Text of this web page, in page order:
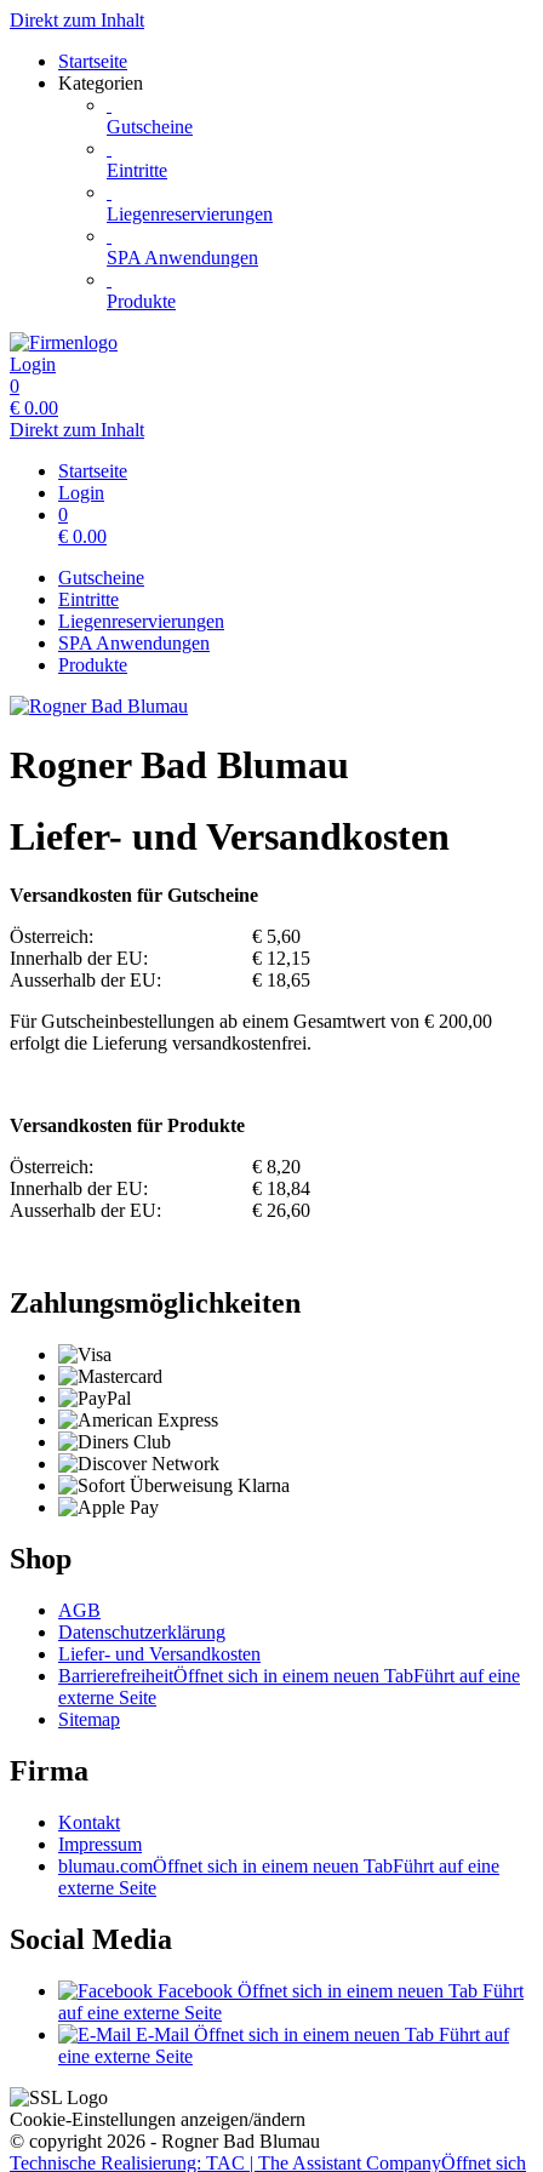
Direkt zum Inhalt
Startseite
Kategorien
Gutscheine
Eintritte
Liegenreservierungen
SPA Anwendungen
Produkte
Login
0
€ 0.00
Direkt zum Inhalt
Startseite
Login
0
€ 0.00
Gutscheine
Eintritte
Liegenreservierungen
SPA Anwendungen
Produkte
Rogner Bad Blumau
Liefer- und Versandkosten
Versandkosten für Gutscheine
Österreich:
€ 5,60
Innerhalb der EU:
€ 12,15
Ausserhalb der EU:
€ 18,65
Für Gutscheinbestellungen ab einem Gesamtwert von € 200,00
erfolgt die Lieferung versandkostenfrei.
Versandkosten für Produkte
Österreich:
€ 8,20
Innerhalb der EU:
€ 18,84
Ausserhalb der EU:
€ 26,60
Zahlungsmöglichkeiten
Shop
AGB
Datenschutzerklärung
Liefer- und Versandkosten
BarrierefreiheitÖffnet sich in einem neuen TabFührt auf eine
externe Seite
Sitemap
Firma
Kontakt
Impressum
blumau.comÖffnet sich in einem neuen TabFührt auf eine
externe Seite
Social Media
Facebook Öffnet sich in einem neuen Tab Führt
auf eine externe Seite
E-Mail Öffnet sich in einem neuen Tab Führt auf
eine externe Seite
Cookie-Einstellungen anzeigen/ändern
© copyright 2026 - Rogner Bad Blumau
Technische Realisierung: TAC | The Assistant CompanyÖffnet sich